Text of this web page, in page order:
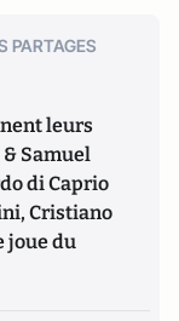
PARTAGES
leurs
Samuel
di Caprio
Cristiano
joue du